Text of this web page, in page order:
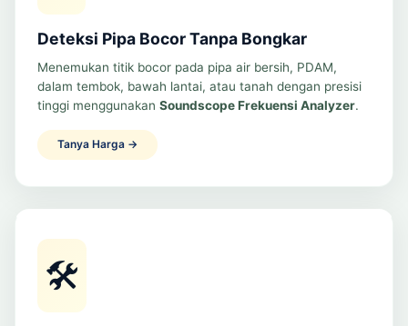
Deteksi Pipa Bocor Tanpa Bongkar
Menemukan titik bocor pada pipa air bersih, PDAM,
dalam tembok, bawah lantai, atau tanah dengan presisi
tinggi menggunakan Soundscope Frekuensi Analyzer.
Tanya Harga →
🛠️